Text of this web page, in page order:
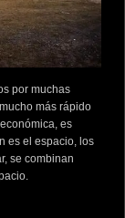
por muchas
más rápido
es
es el espacio, los
se combinan